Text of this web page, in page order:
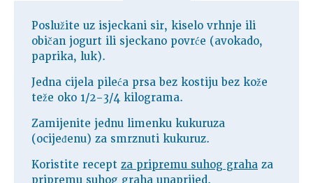
Poslužite uz isjeckani sir, kiselo vrhnje ili
običan jogurt ili sjeckano povrće (avokado,
paprika, luk).
Jedna cijela pileća prsa bez kostiju bez kože
teže oko 1/2–3/4 kilograma.
Zamijenite jednu limenku kukuruza
(ocijeđenu) za smrznuti kukuruz.
Koristite recept za pripremu suhog graha za
pripremu suhog graha unaprijed.